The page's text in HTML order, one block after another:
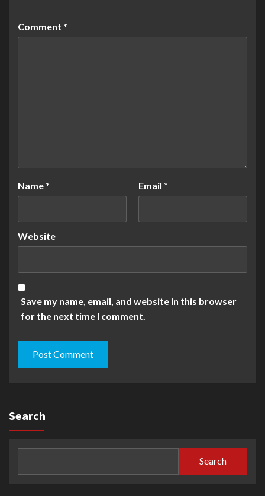
Comment *
Name * Email *
Website
Save my name, email, and website in this browser
for the next time I comment.
Search
Search